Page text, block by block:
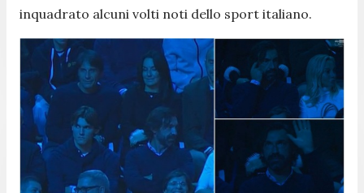
inquadrato alcuni volti noti dello sport italiano.